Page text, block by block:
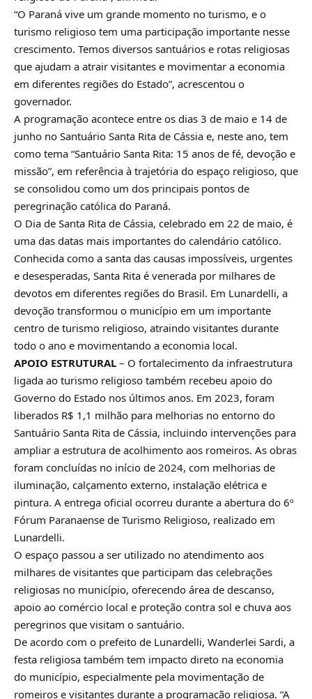
“O Paraná vive um grande momento no turismo, e o
turismo religioso tem uma participação importante nesse
crescimento. Temos diversos santuários e rotas religiosas
que ajudam a atrair visitantes e movimentar a economia
em diferentes regiões do Estado”, acrescentou o
governador.
A programação acontece entre os dias 3 de maio e 14 de
junho no Santuário Santa Rita de Cássia e, neste ano, tem
como tema “Santuário Santa Rita: 15 anos de fé, devoção e
missão”, em referência à trajetória do espaço religioso, que
se consolidou como um dos principais pontos de
peregrinação católica do Paraná.
O Dia de Santa Rita de Cássia, celebrado em 22 de maio, é
uma das datas mais importantes do calendário católico.
Conhecida como a santa das causas impossíveis, urgentes
e desesperadas, Santa Rita é venerada por milhares de
devotos em diferentes regiões do Brasil. Em Lunardelli, a
devoção transformou o município em um importante
centro de turismo religioso, atraindo visitantes durante
todo o ano e movimentando a economia local.
APOIO ESTRUTURAL – O fortalecimento da infraestrutura
ligada ao turismo religioso também recebeu apoio do
Governo do Estado nos últimos anos. Em 2023, foram
liberados R$ 1,1 milhão para melhorias no entorno do
Santuário Santa Rita de Cássia, incluindo intervenções para
ampliar a estrutura de acolhimento aos romeiros. As obras
foram concluídas no início de 2024, com melhorias de
iluminação, calçamento externo, instalação elétrica e
pintura. A entrega oficial ocorreu durante a abertura do 6º
Fórum Paranaense de Turismo Religioso, realizado em
Lunardelli.
O espaço passou a ser utilizado no atendimento aos
milhares de visitantes que participam das celebrações
religiosas no município, oferecendo área de descanso,
apoio ao comércio local e proteção contra sol e chuva aos
peregrinos que visitam o santuário.
De acordo com o prefeito de Lunardelli, Wanderlei Sardi, a
festa religiosa também tem impacto direto na economia
do município, especialmente pela movimentação de
romeiros e visitantes durante a programação religiosa. “A